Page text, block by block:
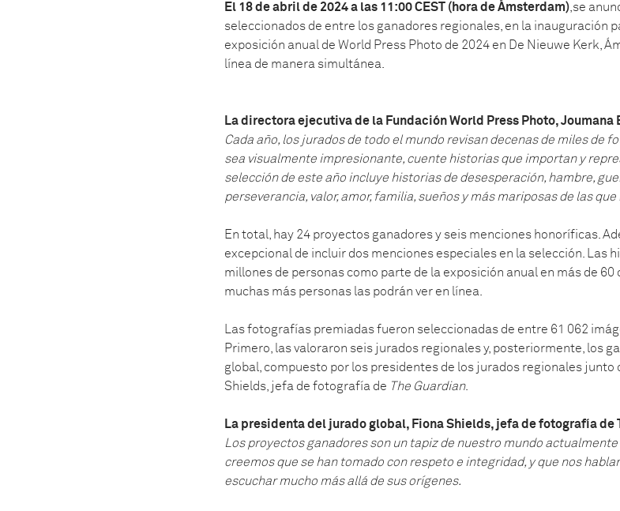
El 18 de abril de 2024 a las 11:00 CEST (hora de Ámsterdam),se
seleccionados de entre los ganadores regionales, en la inauguración
exposición anual de World Press Photo de 2024 en De Nieuwe Kerk,
línea de manera simultánea.
La directora ejecutiva de la Fundación World Press Photo, Joumana
Cada año, los jurados de todo el mundo revisan decenas de miles de
sea visualmente impresionante, cuente historias que importan y
selección de este año incluye historias de desesperación, hambre,
perseverancia, valor, amor, familia, sueños y más mariposas de las
En total, hay 24 proyectos ganadores y seis menciones honoríficas.
excepcional de incluir dos menciones especiales en la selección. Las
millones de personas como parte de la exposición anual en más de
muchas más personas las podrán ver en línea.
Las fotografías premiadas fueron seleccionadas de entre 61 062
Primero, las valoraron seis jurados regionales y, posteriormente, los
global, compuesto por los presidentes de los jurados regionales
Shields, jefa de fotografía de The Guardian.
La presidenta del jurado global, Fiona Shields, jefa de fotografía de
Los proyectos ganadores son un tapiz de nuestro mundo
creemos que se han tomado con respeto e integridad, y que nos
escuchar mucho más allá de sus orígenes.